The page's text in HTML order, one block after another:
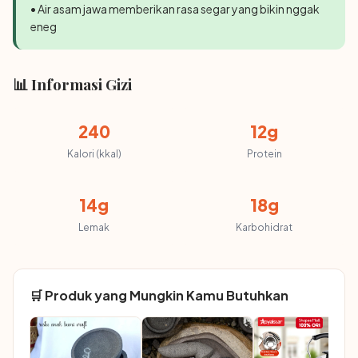
• Air asam jawa memberikan rasa segar yang bikin nggak
eneg
📊 Informasi Gizi
240
Kalori (kkal)
12g
Protein
14g
Lemak
18g
Karbohidrat
🛒 Produk yang Mungkin Kamu Butuhkan